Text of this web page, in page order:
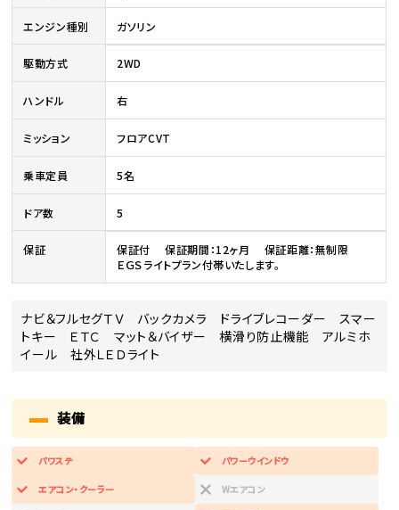
エンジン種別 ガソリン
駆動方式 2WD
ハンドル 右
ミッション フロアCVT
乗車定員 5名
ドア数 5
保証
保証付 保証期間：12ヶ月 保証距離：無制限
ＥＧＳライトプラン付帯いたします。
ナビ＆フルセグＴＶ バックカメラ ドライブレコーダー スマー
トキー ＥＴＣ マット＆バイザー 横滑り防止機能 アルミホ
イール 社外ＬＥＤライト
装備
パワステ パワーウインドウ
エアコン・クーラー Wエアコン